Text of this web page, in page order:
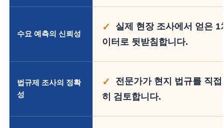
수요 예측의 신뢰성
실제 현장 조사에서 얻은 1
이터로 뒷받침합니다.
법규제 조사의 정확
성
전문가가 현지 법규를 직접
히 검토합니다.